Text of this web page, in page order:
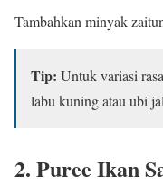
Tambahkan minyak
Tip: Untuk variasi
labu kuning atau ubi
2. Puree Ikan